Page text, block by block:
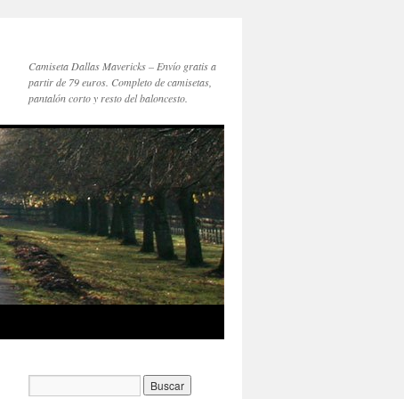
Camiseta Dallas Mavericks – Envío gratis a
partir de 79 euros. Completo de camisetas,
pantalón corto y resto del baloncesto.